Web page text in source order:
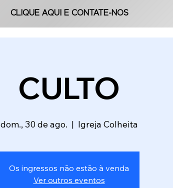
CLIQUE AQUI E CONTATE-NOS
CLIQUE AQUI E CONTATE-NOS
CULTO
dom., 30 de ago.
  |
Igreja Colheita
Os ingressos não estão à venda
Ver outros eventos